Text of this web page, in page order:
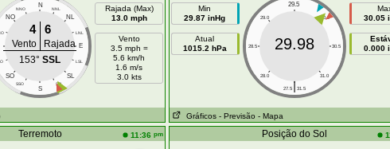
N
NNO NNL
NO NL
LNL
E
LSL
SO SL
SSO SSL
S
4 6
Vento
Rajada
153° SSL
Rajada (Max)
13.0 mph
Vento
3.5 mph =
5.6 km/h
1.6 m/s
3.0 kts
Min
29.87 inHg
Atual
1015.2 hPa
29.5
29.0 30.0
28.5 30.5
28.0 31.0
|
27.5 31.5
29.98
30.05
0.000
Gráficos - Previsão - Mapa
Terremoto 11:36 pm Posição do Sol